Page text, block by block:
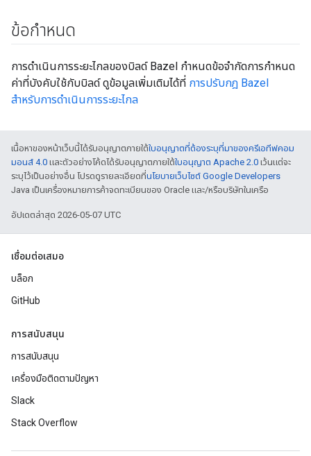
ข้อกำหนด
การดำเนินการระยะไกลของบิลด์ Bazel กำหนดข้อจำกัดการกำหนด
ค่าที่บังคับใช้กับบิลด์ ดูข้อมูลเพิ่มเติมได้ที่ การปรับกฎ Bazel
สำหรับการดำเนินการระยะไกล
เนื้อหาของหน้าเว็บนี้ได้รับอนุญาตภายใต้ใบอนุญาตที่ต้องระบุที่มาของครีเอทีฟคอม
มอนส์ 4.0 และตัวอย่างโค้ดได้รับอนุญาตภายใต้ใบอนุญาต Apache 2.0 เว้นแต่จะ
ระบุไว้เป็นอย่างอื่น โปรดดูรายละเอียดที่นโยบายเว็บไซต์ Google Developers
Java เป็นเครื่องหมายการค้าจดทะเบียนของ Oracle และ/หรือบริษัทในเครือ
อัปเดตล่าสุด 2026-05-07 UTC
เชื่อมต่อเสมอ
บล็อก
GitHub
การสนับสนุน
การสนับสนุน
เครื่องมือติดตามปัญหา
Slack
Stack Overflow